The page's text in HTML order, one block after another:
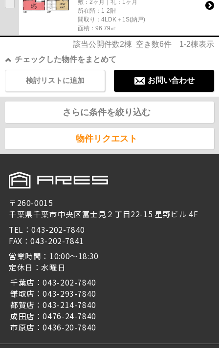
敷：2ヶ月｜礼：1ヶ月
所在階：1-2階
間取り：4LDK＋1S(納戸)
面積：96.79㎡
該当公開件数2棟 空き数6件 1-2棟表示
チェックした物件をまとめて
お問い合わせ
検討リストに追加
さらに条件を絞り込む
物件リクエスト
〒260-0015
千葉県千葉市中央区富士見２丁目22-15 星野ビル 4F
TEL：043-202-7840
FAX：043-202-7841
営業時間：10:00～18:30
定休日：水曜日
千葉店：043-202-7840
鎌取店：043-293-7840
都賀店：043-214-7840
成田店：0476-24-7840
市原店：0436-20-7840